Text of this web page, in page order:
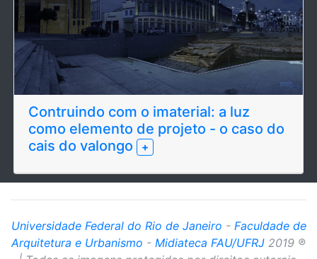
Contruindo com o imaterial: a luz
como elemento de projeto - o caso do
cais do valongo
+
Universidade Federal do Rio de Janeiro - Faculdade de
Arquitetura e Urbanismo - Midiateca FAU/UFRJ 2019 ®